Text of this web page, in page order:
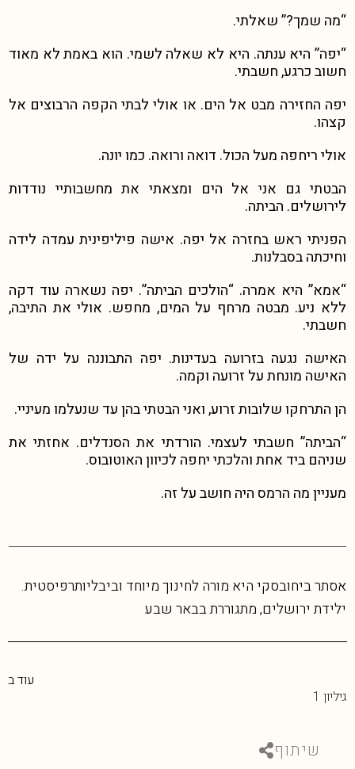
“מה שמך?” שאלתי.
“יפה” היא ענתה. היא לא שאלה לשמי. הוא באמת לא מאוד
חשוב כרגע, חשבתי.
יפה החזירה מבט אל הים. או אולי לבתי הקפה הרבוצים אל
קצהו.
אולי ריחפה מעל הכול. דואה ורואה. כמו יונה.
הבטתי גם אני אל הים ומצאתי את מחשבותיי נודדות
לירושלים. הביתה.
הפניתי ראש בחזרה אל יפה. אישה פיליפינית עמדה לידה
וחיכתה בסבלנות.
“אמא” היא אמרה. “הולכים הביתה”. יפה נשארה עוד דקה
ללא ניע. מבטה מרחף על המים, מחפש. אולי את התיבה,
חשבתי.
האישה נגעה בזרועה בעדינות. יפה התבוננה על ידה של
האישה מונחת על זרועה וקמה.
הן התרחקו שלובות זרוע, ואני הבטתי בהן עד שנעלמו מעיניי.
“הביתה” חשבתי לעצמי. הורדתי את הסנדלים. אחזתי את
שניהם ביד אחת והלכתי יחפה לכיוון האוטובוס.
מעניין מה הרמס היה חושב על זה.
אסתר ביחובסקי היא מורה לחינוך מיוחד וביבליותרפיסטית.
ילידת ירושלים, מתגוררת בבאר שבע
עוד ב
גיליון 1
שיתוף